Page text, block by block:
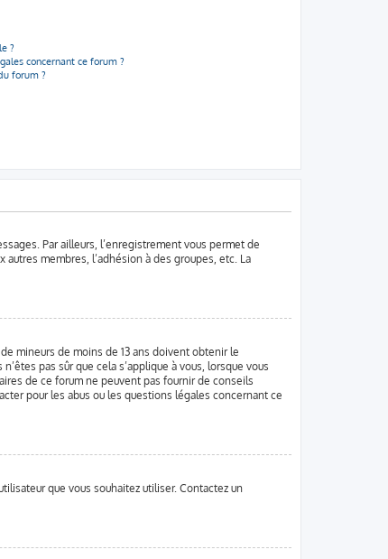
?
concernant ce forum ?
forum ?
Par ailleurs, l’enregistrement vous permet de
membres, l’adhésion à des groupes, etc. La
mineurs de moins de 13 ans doivent obtenir le
pas sûr que cela s’applique à vous, lorsque vous
de ce forum ne peuvent pas fournir de conseils
pour les abus ou les questions légales concernant ce
que vous souhaitez utiliser. Contactez un